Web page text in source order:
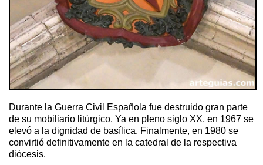
Durante la Guerra Civil Española fue destruido gran parte
de su mobiliario litúrgico. Ya en pleno siglo XX, en 1967 se
elevó a la dignidad de basílica. Finalmente, en 1980 se
convirtió definitivamente en la catedral de la respectiva
diócesis.